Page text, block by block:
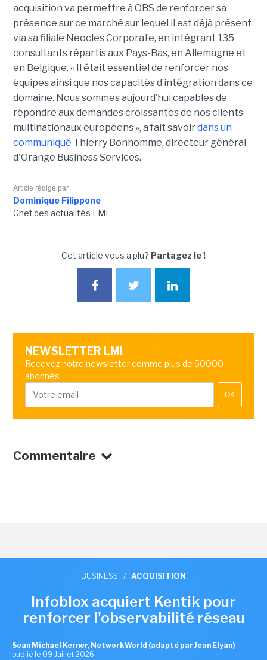
acquisition va permettre à OBS de renforcer sa
présence sur ce marché sur lequel il est déjà présent
via sa filiale Neocles Corporate, en intégrant 135
consultants répartis aux Pays-Bas, en Allemagne et
en Belgique. « Il était essentiel de renforcer nos
équipes ainsi que nos capacités d’intégration dans ce
domaine. Nous sommes aujourd’hui capables de
répondre aux demandes croissantes de nos clients
multinationaux européens », a fait savoirdans un
communiqué Thierry Bonhomme, directeur général
d'Orange Business Services.
Article rédigé par
Dominique Filippone
Chef des actualités LMI
Cet article vous a plu? Partagez le !
NEWSLETTER LMI
Recevez notre newsletter comme plus de 50000
abonnés
OK
Commentaire
BUSINESS / ACQUISITION
Infoblox acquiert Kentik pour
renforcer l'observabilité réseau
Sean Michael Kerner, NetworkWorld (adapté par Jean Elyan) ,
publié le 09 Juillet 2026